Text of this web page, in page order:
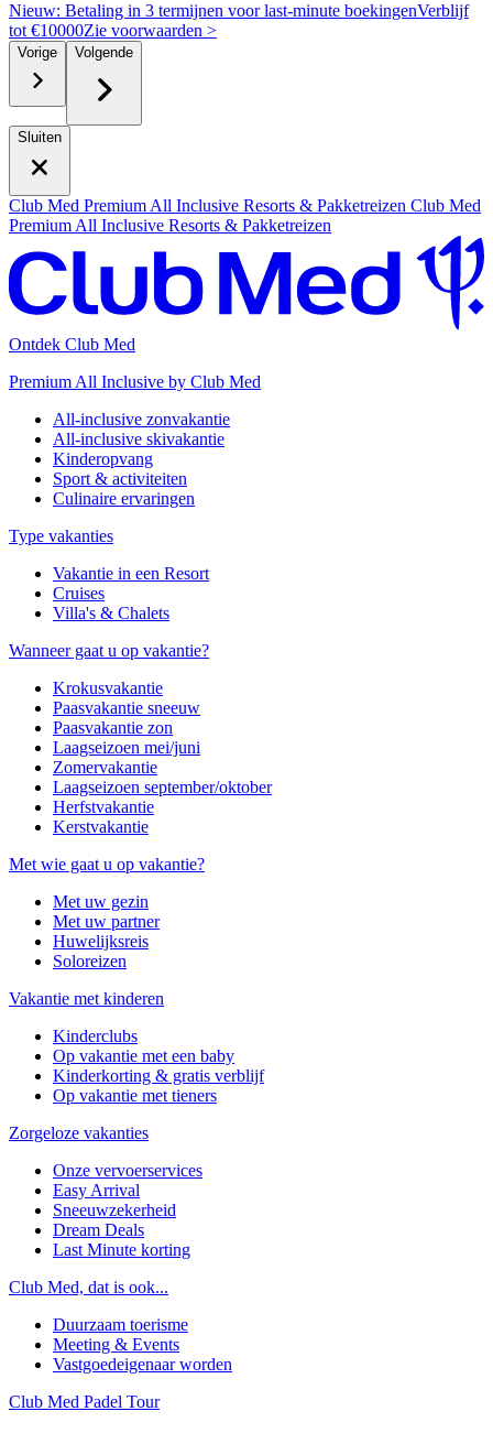
Nieuw: Betaling in 3 termijnen voor last-minute boekingenVerblijf
tot €10000Zie voorwaarden >
Vorige Volgende
Sluiten
Club Med Premium All Inclusive Resorts & Pakketreizen Club Med
Premium All Inclusive Resorts & Pakketreizen
Ontdek Club Med
Premium All Inclusive by Club Med
All-inclusive zonvakantie
All-inclusive skivakantie
Kinderopvang
Sport & activiteiten
Culinaire ervaringen
Type vakanties
Vakantie in een Resort
Cruises
Villa's & Chalets
Wanneer gaat u op vakantie?
Krokusvakantie
Paasvakantie sneeuw
Paasvakantie zon
Laagseizoen mei/juni
Zomervakantie
Laagseizoen september/oktober
Herfstvakantie
Kerstvakantie
Met wie gaat u op vakantie?
Met uw gezin
Met uw partner
Huwelijksreis
Soloreizen
Vakantie met kinderen
Kinderclubs
Op vakantie met een baby
Kinderkorting & gratis verblijf
Op vakantie met tieners
Zorgeloze vakanties
Onze vervoerservices
Easy Arrival
Sneeuwzekerheid
Dream Deals
Last Minute korting
Club Med, dat is ook...
Duurzaam toerisme
Meeting & Events
Vastgoedeigenaar worden
Club Med Padel Tour